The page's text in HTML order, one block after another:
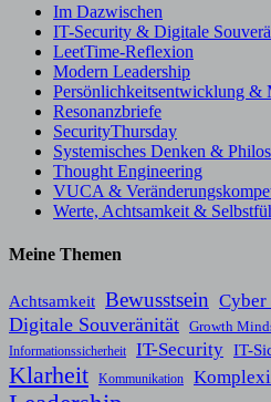
Im Dazwischen
IT-Security & Digitale
LeetTime-Reflexion
Modern Leadership
Persönlichkeitsentwicklung &
Resonanzbriefe
SecurityThursday
Systemisches Denken &
Thought Engineering
VUCA &
Werte, Achtsamkeit &
Meine Themen
Achtsamkeit Bewusstsein Cyber
Digitale Souveränität Growth
Informationssicherheit IT-Security IT-
Klarheit Kommunikation